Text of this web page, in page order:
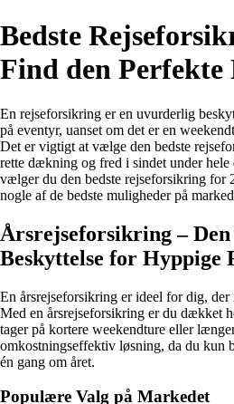
Bedste
Find den
En rejseforsikring er en uvurderlig
på eventyr, uanset om det er en
Det er vigtigt at vælge den bedste
rette dækning og fred i sindet under
vælger du den bedste rejseforsikring for
nogle af de bedste muligheder på
Årsrejseforsikring –
Beskyttelse for Hyppige
En årsrejseforsikring er ideel for dig, der
Med en årsrejseforsikring er du dækket
tager på kortere weekendture eller
omkostningseffektiv løsning, da du kun
én gang om året.
Populære Valg på Markedet